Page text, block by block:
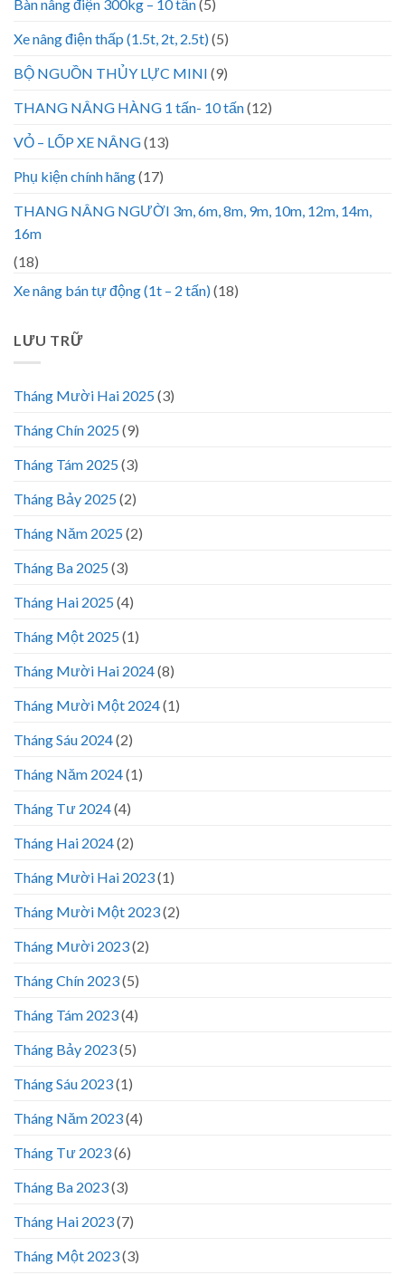
Bàn nâng điện 300kg – 10 tấn(5)
Xe nâng điện thấp (1.5t, 2t, 2.5t)(5)
BỘ NGUỒN THỦY LỰC MINI (9)
THANG NÂNG HÀNG 1 tấn- 10 tấn(12)
VỎ – LỐP XE NÂNG(13)
Phụ kiện chính hãng(17)
THANG NÂNG NGƯỜI 3m, 6m, 8m, 9m, 10m, 12m, 14m,
16m
(18)
Xe nâng bán tự động (1t – 2 tấn)(18)
LƯU TRỮ
Tháng Mười Hai 2025(3)
Tháng Chín 2025(9)
Tháng Tám 2025(3)
Tháng Bảy 2025(2)
Tháng Năm 2025(2)
Tháng Ba 2025(3)
Tháng Hai 2025(4)
Tháng Một 2025(1)
Tháng Mười Hai 2024(8)
Tháng Mười Một 2024(1)
Tháng Sáu 2024(2)
Tháng Năm 2024(1)
Tháng Tư 2024(4)
Tháng Hai 2024(2)
Tháng Mười Hai 2023(1)
Tháng Mười Một 2023(2)
Tháng Mười 2023(2)
Tháng Chín 2023(5)
Tháng Tám 2023(4)
Tháng Bảy 2023(5)
Tháng Sáu 2023(1)
Tháng Năm 2023(4)
Tháng Tư 2023(6)
Tháng Ba 2023(3)
Tháng Hai 2023(7)
Tháng Một 2023(3)